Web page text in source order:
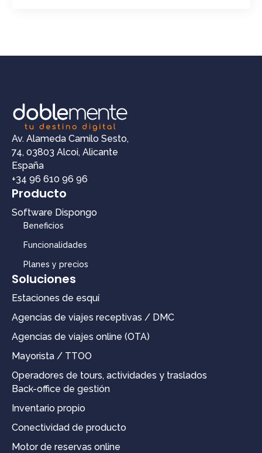
Av. Alameda Camilo Sesto,
74, 03803 Alcoi, Alicante
España
+34 96 610 96 96
Producto
Software Dispongo
Beneficios
Funcionalidades
Planes y precios
Soluciones
Estaciones de esquí
Agencias de viajes receptivas / DMC
Agencias de viajes online (OTA)
Mayorista / TTOO
Operadores de tours, actividades y traslados
Back-office de gestión
Inventario propio
Conectividad de producto
Motor de reservas online